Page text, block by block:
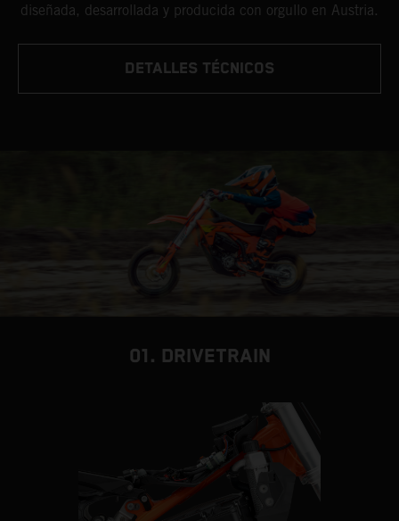
diseñada, desarrollada y producida con orgullo en Austria.
DETALLES TÉCNICOS
01. DRIVETRAIN